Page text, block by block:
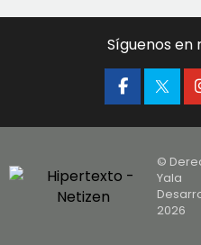
Síguenos en
©
Yala
2026